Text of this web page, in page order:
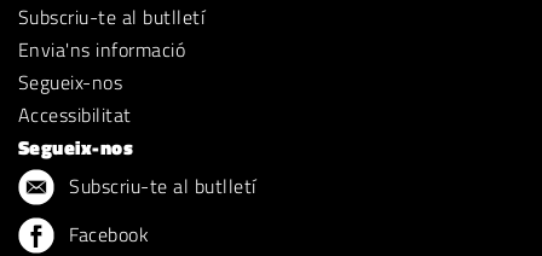
Subscriu-te al butlletí
Envia'ns informació
Segueix-nos
Accessibilitat
Segueix-nos
Subscriu-te al butlletí
Facebook